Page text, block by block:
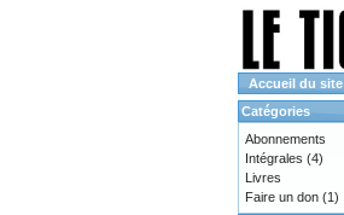
Accueil du site
Catégories
Abonnements
Intégrales (4)
Livres
Faire un don (1)